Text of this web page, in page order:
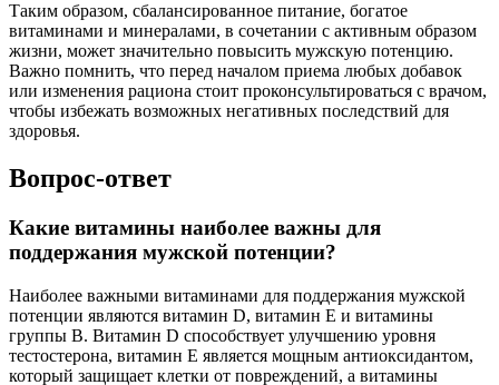
Таким образом, сбалансированное питание, богатое
витаминами и минералами, в сочетании с активным образом
жизни, может значительно повысить мужскую потенцию.
Важно помнить, что перед началом приема любых добавок
или изменения рациона стоит проконсультироваться с врачом,
чтобы избежать возможных негативных последствий для
здоровья.
Вопрос-ответ
Какие витамины наиболее важны для
поддержания мужской потенции?
Наиболее важными витаминами для поддержания мужской
потенции являются витамин D, витамин E и витамины
группы B. Витамин D способствует улучшению уровня
тестостерона, витамин E является мощным антиоксидантом,
который защищает клетки от повреждений, а витамины